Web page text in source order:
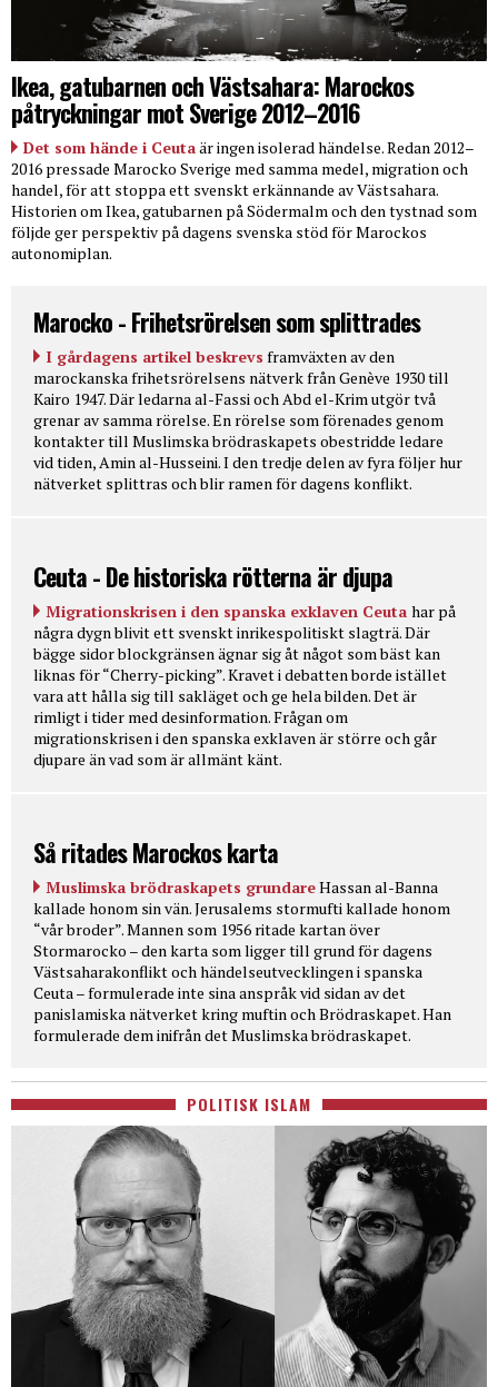
Ikea, gatubarnen och Västsahara: Marockos
påtryckningar mot Sverige 2012–2016
Det som hände i Ceutaär ingen isolerad händelse. Redan 2012–
2016 pressade Marocko Sverige med samma medel, migration och
handel, för att stoppa ett svenskt erkännande av Västsahara.
Historien om Ikea, gatubarnen på Södermalm och den tystnad som
följde ger perspektiv på dagens svenska stöd för Marockos
autonomiplan.
Marocko - Frihetsrörelsen som splittrades
I gårdagens artikel beskrevs framväxten av den
marockanska frihetsrörelsens nätverk från Genève 1930 till
Kairo 1947. Där ledarna al-Fassi och Abd el-Krim utgör två
grenar av samma rörelse. En rörelse som förenades genom
kontakter till Muslimska brödraskapets obestridde ledare
vid tiden, Amin al-Husseini. I den tredje delen av fyra följer hur
nätverket splittras och blir ramen för dagens konflikt.
Ceuta - De historiska rötterna är djupa
Migrationskrisen i den spanska exklaven Ceuta har på
några dygn blivit ett svenskt inrikespolitiskt slagträ. Där
bägge sidor blockgränsen ägnar sig åt något som bäst kan
liknas för “Cherry-picking”. Kravet i debatten borde istället
vara att hålla sig till sakläget och ge hela bilden. Det är
rimligt i tider med desinformation. Frågan om
migrationskrisen i den spanska exklaven är större och går
djupare än vad som är allmänt känt.
Så ritades Marockos karta
Muslimska brödraskapets grundareHassan al-Banna
kallade honom sin vän. Jerusalems stormufti kallade honom
“vår broder”. Mannen som 1956 ritade kartan över
Stormarocko – den karta som ligger till grund för dagens
Västsaharakonflikt och händelseutvecklingen i spanska
Ceuta – formulerade inte sina anspråk vid sidan av det
panislamiska nätverket kring muftin och Brödraskapet. Han
formulerade dem inifrån det Muslimska brödraskapet.
POLITISK ISLAM